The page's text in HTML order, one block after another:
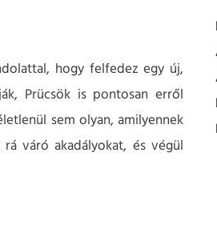
hogy felfedez egy új,
Prücsök is pontosan erről
sem olyan, amilyennek
váró akadályokat, és végül